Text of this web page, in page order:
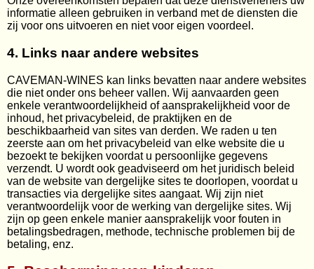
informatie alleen gebruiken in verband met de diensten die
zij voor ons uitvoeren en niet voor eigen voordeel.
4. Links naar andere websites
CAVEMAN-WINES kan links bevatten naar andere websites
die niet onder ons beheer vallen. Wij aanvaarden geen
enkele verantwoordelijkheid of aansprakelijkheid voor de
inhoud, het privacybeleid, de praktijken en de
beschikbaarheid van sites van derden. We raden u ten
zeerste aan om het privacybeleid van elke website die u
bezoekt te bekijken voordat u persoonlijke gegevens
verzendt. U wordt ook geadviseerd om het juridisch beleid
van de website van dergelijke sites te doorlopen, voordat u
transacties via dergelijke sites aangaat. Wij zijn niet
verantwoordelijk voor de werking van dergelijke sites. Wij
zijn op geen enkele manier aansprakelijk voor fouten in
betalingsbedragen, methode, technische problemen bij de
betaling, enz.